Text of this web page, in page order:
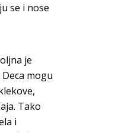
se i nose
je
mogu
Tako
i